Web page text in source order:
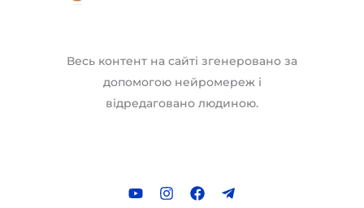
Весь контент на сайті згенеровано за
допомогою нейромереж і
відредаговано людиною.